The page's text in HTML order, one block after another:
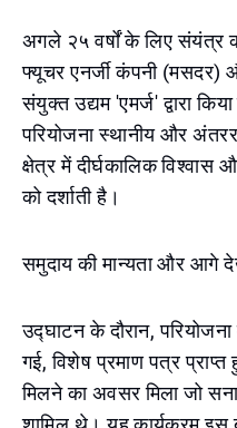
अगले २५ वर्षों के लिए संयंत्र
फ्यूचर एनर्जी कंपनी (मसदर)
संयुक्त उद्यम 'एमर्ज' द्वारा
परियोजना स्थानीय और
क्षेत्र में दीर्घकालिक विश्वास
को दर्शाती है।
समुदाय की मान्यता और आगे
उद्घाटन के दौरान, परियोजना
गई, विशेष प्रमाण पत्र
मिलने का अवसर मिला जो